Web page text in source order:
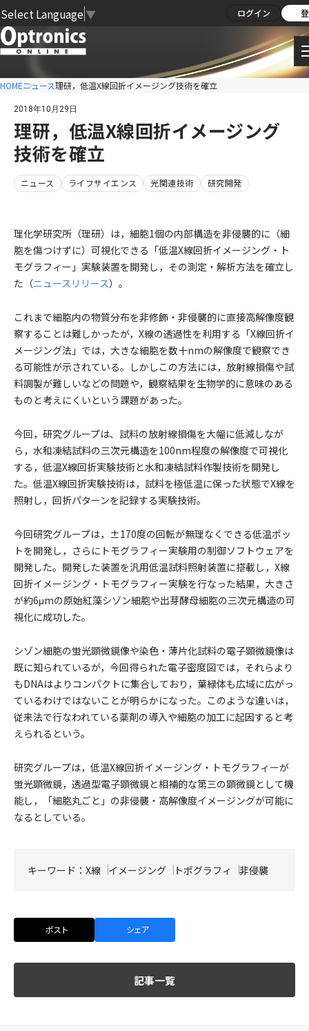
Select Language ▼ ログイン
HOMEニュース理研，低温X線回折イメージング技術を確立
2018年10月29日
理研，低温X線回折イメージング
技術を確立
ニュース ライフサイエンス 光関連技術 研究開発
理化学研究所（理研）は，細胞1個の内部構造を非侵襲的に（細
胞を傷つけずに）可視化できる「低温X線回折イメージング・ト
モグラフィー」実験装置を開発し，その測定・解析方法を確立し
た（ニュースリリース）。
これまで細胞内の物質分布を非修飾・非侵襲的に直接高解像度観
察することは難しかったが，X線の透過性を利用する「X線回折イ
メージング法」では，大きな細胞を数十nmの解像度で観察でき
る可能性が示されている。しかしこの方法には，放射線損傷や試
料調製が難しいなどの問題や，観察結果を生物学的に意味のある
ものと考えにくいという課題があった。
今回，研究グループは、試料の放射線損傷を大幅に低減しなが
ら，水和凍結試料の三次元構造を100nm程度の解像度で可視化
する，低温X線回折実験技術と水和凍結試料作製技術を開発し
た。低温X線回折実験技術は，試料を極低温に保った状態でX線を
照射し，回折パターンを記録する実験技術。
今回研究グループは，±170度の回転が無理なくできる低温ポッ
トを開発し，さらにトモグラフィー実験用の制御ソフトウェアを
開発した。開発した装置を汎用低温試料照射装置に搭載し，X線
回折イメージング・トモグラフィー実験を行なった結果，大きさ
が約6μmの原始紅藻シゾン細胞や出芽酵母細胞の三次元構造の可
視化に成功した。
シゾン細胞の蛍光顕微鏡像や染色・薄片化試料の電子顕微鏡像は
既に知られているが，今回得られた電子密度図では，それらより
もDNAはよりコンパクトに集合しており，葉緑体も広域に広がっ
ているわけではないことが明らかになった。このような違いは，
従来法で行なわれている薬剤の導入や細胞の加工に起因すると考
えられるという。
研究グループは，低温X線回折イメージング・トモグラフィーが
蛍光顕微鏡，透過型電子顕微鏡と相補的な第三の顕微鏡として機
能し，「細胞丸ごと」の非侵襲・高解像度イメージングが可能に
なるとしている。
キーワード： X線 イメージング トポグラフィ 非侵襲
ポスト シェア
記事一覧